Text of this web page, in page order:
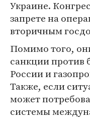
Украине.
запрете на
вторичным
Помимо того,
санкции против
России и
Также, если
может
системы